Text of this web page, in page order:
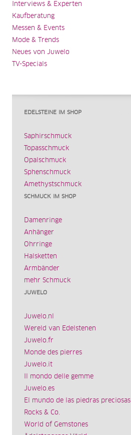
Interviews & Experten
Kaufberatung
Messen & Events
Mode & Trends
Neues von Juwelo
TV-Specials
EDELSTEINE IM SHOP
Saphirschmuck
Topasschmuck
Opalschmuck
Sphenschmuck
Amethystschmuck
SCHMUCK IM SHOP
Damenringe
Anhänger
Ohrringe
Halsketten
Armbänder
mehr Schmuck
JUWELO
Juwelo.nl
Wereld van Edelstenen
Juwelo.fr
Monde des pierres
Juwelo.it
Il mondo delle gemme
Juwelo.es
El mundo de las piedras preciosas
Rocks & Co.
World of Gemstones